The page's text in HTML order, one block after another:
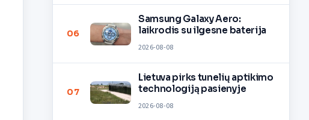
06
Samsung Galaxy Aero:
laikrodis su ilgesne baterija
2026-08-08
07
Lietuva pirks tunelių aptikimo
technologiją pasienyje
2026-08-08